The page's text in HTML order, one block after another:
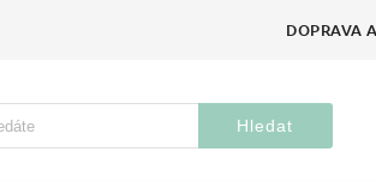
DOPRAVA
Hledat